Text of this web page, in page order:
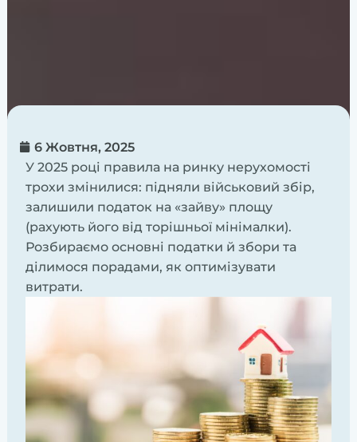
6 Жовтня, 2025
У 2025 році правила на ринку нерухомості
трохи змінилися: підняли військовий збір,
залишили податок на «зайву» площу
(рахують його від торішньої мінімалки).
Розбираємо основні податки й збори та
ділимося порадами, як оптимізувати
витрати.